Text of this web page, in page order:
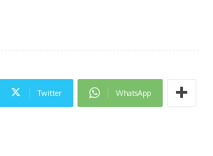
Twitter WhatsApp